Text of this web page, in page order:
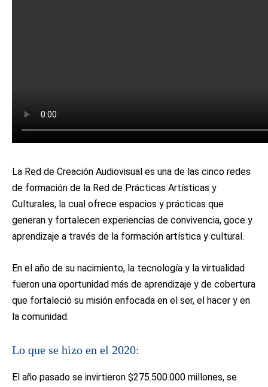
La Red de Creación Audiovisual es una de las cinco redes
de formación de la Red de Prácticas Artísticas y
Culturales, la cual ofrece espacios y prácticas que
generan y fortalecen experiencias de convivencia, goce y
aprendizaje a través de la formación artística y cultural.
En el año de su nacimiento, la tecnología y la virtualidad
fueron una oportunidad más de aprendizaje y de cobertura
que fortaleció su misión enfocada en el ser, el hacer y en
la comunidad.
Lo que se hizo en el 2020:
El año pasado se invirtieron $275.500.000 millones, se